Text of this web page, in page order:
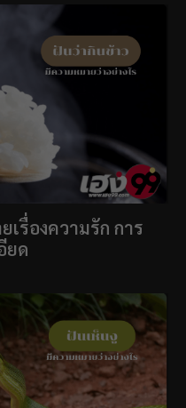
รื่องความรัก การ
ยด